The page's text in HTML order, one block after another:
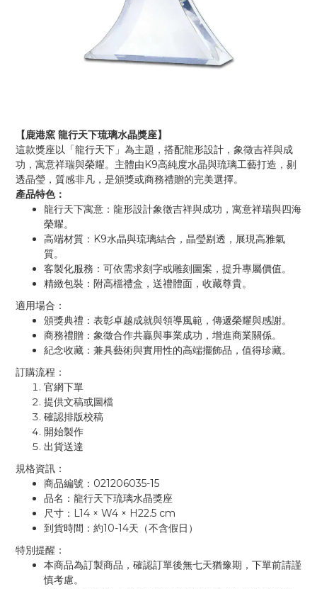
【鹿港窯 龍行天下琉璃水晶獎座】
這款獎座以「龍行天下」為主題，搭配龍形設計，象徵吉祥與成
功，寓意祥瑞與榮耀。主體由 K9高純度水晶與琉璃工藝打造，剔
透晶瑩，質感非凡，是頒獎或商務禮贈的完美選擇。
產品特色：
龍行天下寓意：龍形設計象徵吉祥與成功，寓意祥瑞與四海
榮耀。
高端材質： K9水晶與琉璃結合，晶瑩剔透，展現高雅氣
質。
客製化服務：可依需求刻字或雕刻圖案，提升專屬價值。
精緻包裝：附高檔禮盒，送禮體面，收藏尊貴。
適用場合：
頒獎典禮：表彰卓越成就與領導風範，傳遞榮耀與感謝。
商務禮贈：象徵合作共贏與事業成功，增進商業關係。
紀念收藏：兼具藝術與實用性的高端擺飾品，值得珍藏。
訂購流程：
官網下單
提供文稿或圖檔
確認排版校稿
開始製作
出貨送達
規格資訊：
商品編號： 021206035-15
品名：龍行天下琉璃水晶獎座
尺寸： L14 × W4 × H22.5 cm
到貨時間：約10-14天（不含假日）
特別提醒：
本商品為訂製商品，確認訂單後無七天猶豫期，下單前請謹
慎考慮。